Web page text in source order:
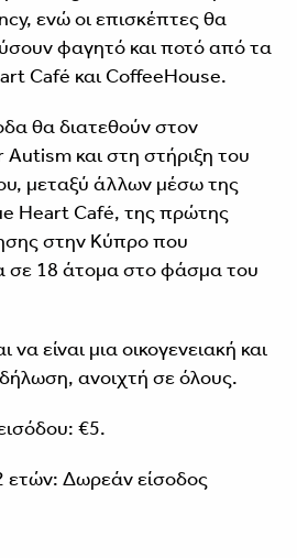
ενώ οι επισκέπτες θα
φαγητό και ποτό από τα
Café και CoffeeHouse.
θα διατεθούν στον
και στη στήριξη του
μεταξύ άλλων μέσω της
Heart Café, της πρώτης
στην Κύπρο που
σε 18 άτομα στο φάσμα του
είναι μια οικογενειακή και
ανοιχτή σε όλους.
€5.
ετών: Δωρεάν είσοδος